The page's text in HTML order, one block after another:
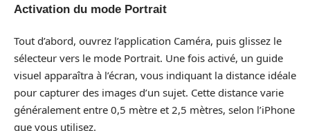
Activation du mode Portrait
Tout d’abord, ouvrez l’application Caméra, puis glissez le
sélecteur vers le mode Portrait. Une fois activé, un guide
visuel apparaîtra à l’écran, vous indiquant la distance idéale
pour capturer des images d’un sujet. Cette distance varie
généralement entre 0,5 mètre et 2,5 mètres, selon l’iPhone
que vous utilisez.